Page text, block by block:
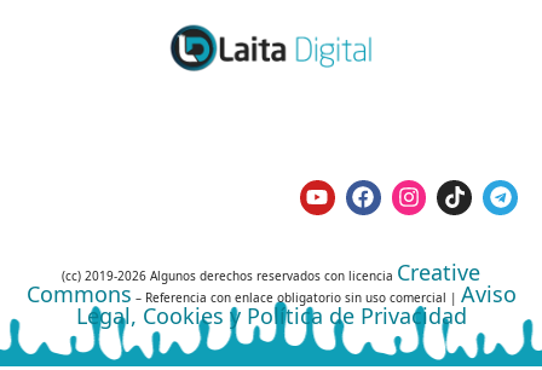
(cc) 2019-2026 Algunos derechos reservados con licencia Creative
Commons – Referencia con enlace obligatorio sin uso comercial | Aviso
Legal, Cookies y Política de Privacidad